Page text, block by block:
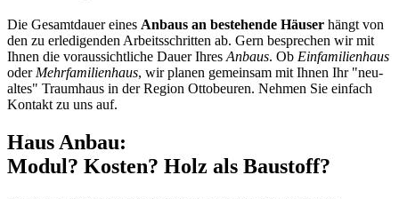
Die Gesamtdauer eines Anbaus an bestehende Häuser hängt von
den zu erledigenden Arbeitsschritten ab. Gern besprechen wir mit
Ihnen die voraussichtliche Dauer Ihres Anbaus. Ob Einfamilienhaus
oder Mehrfamilienhaus, wir planen gemeinsam mit Ihnen Ihr "neu-
altes" Traumhaus in der Region Ottobeuren. Nehmen Sie einfach
Kontakt zu uns auf.
Haus Anbau:
Modul? Kosten? Holz als Baustoff?